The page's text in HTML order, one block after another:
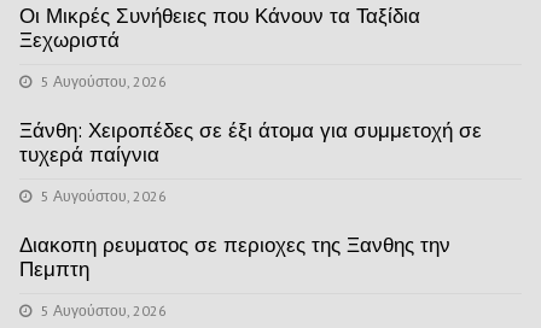
Οι Μικρές Συνήθειες που Κάνουν τα Ταξίδια
Ξεχωριστά
5 Αυγούστου, 2026
Ξάνθη: Χειροπέδες σε έξι άτομα για συμμετοχή σε
τυχερά παίγνια
5 Αυγούστου, 2026
Διακοπη ρευματος σε περιοχες της Ξανθης την
Πεμπτη
5 Αυγούστου, 2026